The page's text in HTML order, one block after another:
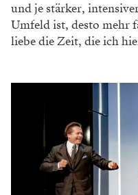
und je stärker,
Umfeld ist, desto mehr
liebe die Zeit, die ich